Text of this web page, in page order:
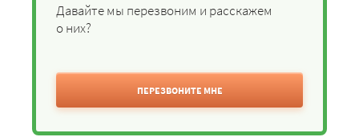
Давайте мы перезвоним и расскажем
о них?
ПЕРЕЗВОНИТЕ МНЕ